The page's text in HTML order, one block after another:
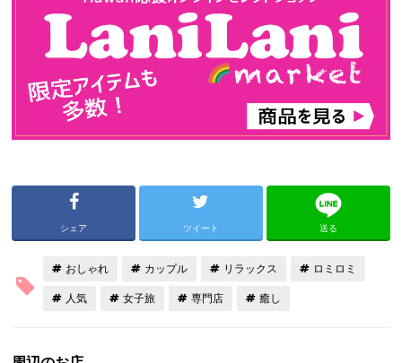
シェア ツイート 送る
おしゃれ カップル リラックス ロミロミ
人気 女子旅 専門店 癒し